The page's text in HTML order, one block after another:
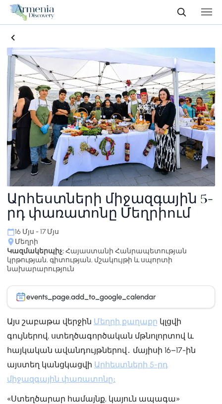
Արհեստների միջազգային 5-
րդ փառատոնը Մեղրիում
16 Մյս - 17 Մյս
Մեղրի
Կազմակերպիչ:Հայաստանի Հանրապետության
կրթության, գիտության, մշակույթի և սպորտի
նախարարություն
31 events_page.add_to_google_calendar
Այս շաբաթա վերջին Մեղրի քաղաքը կլցվի
գույներով, ստեղծագործական մթնոլորտով և
հայկական ավանդույթներով․ մայիսի 16–17-ին
այստեղ կանցկացվի Արհեստների 5-րդ
միջազգային փառատոնը։
«Ստեղծարար համայնք, կայուն ապագա»